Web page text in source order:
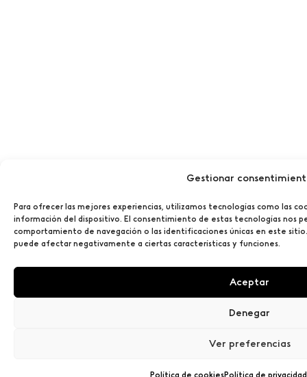
Gestionar
Para ofrecer las mejores experiencias, utilizamos tecnologías como las
información del dispositivo. El consentimiento de estas tecnologías nos
comportamiento de navegación o las identificaciones únicas en este
puede afectar negativamente a ciertas características y funciones.
Aceptar
Denegar
Ver preferencias
Política de cookiesPolítica de privacidad